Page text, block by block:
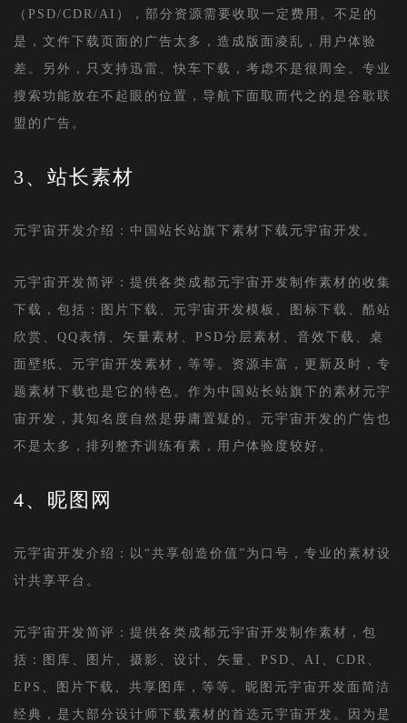
（PSD/CDR/AI），部分资源需要收取一定费用。不足的
是，文件下载页面的广告太多，造成版面凌乱，用户体验
差。另外，只支持迅雷、快车下载，考虑不是很周全。专业
搜索功能放在不起眼的位置，导航下面取而代之的是谷歌联
盟的广告。
3、站长素材
元宇宙开发介绍：中国站长站旗下素材下载元宇宙开发。
元宇宙开发简评：提供各类成都元宇宙开发制作素材的收集
下载，包括：图片下载、元宇宙开发模板、图标下载、酷站
欣赏、QQ表情、矢量素材、PSD分层素材、音效下载、桌
面壁纸、元宇宙开发素材，等等。资源丰富，更新及时，专
题素材下载也是它的特色。作为中国站长站旗下的素材元宇
宙开发，其知名度自然是毋庸置疑的。元宇宙开发的广告也
不是太多，排列整齐训练有素，用户体验度较好。
4、昵图网
元宇宙开发介绍：以“共享创造价值”为口号，专业的素材设
计共享平台。
元宇宙开发简评：提供各类成都元宇宙开发制作素材，包
括：图库、图片、摄影、设计、矢量、PSD、AI、CDR、
EPS、图片下载、共享图库，等等。昵图元宇宙开发面简洁
经典，是大部分设计师下载素材的首选元宇宙开发。因为是